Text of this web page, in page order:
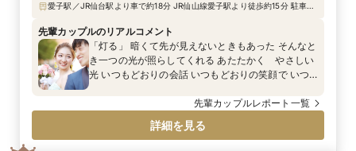
愛子駅／JR仙台駅より車で約18分 JR仙山線愛子駅より徒歩約15分 駐車場
先輩カップルのリアルコメント
「灯る」 暗くて先が見えないときもあった そんなと
き一つの光が照らしてくれる あたたかく やさしい
光 いつもどおりの会話 いつもどおりの笑顔で いつ
らす あたたかなたいせつな光 コンセプトにもとづき
装飾や演出をご提案させていただきました。
先輩カップルレポート一覧
詳細を見る